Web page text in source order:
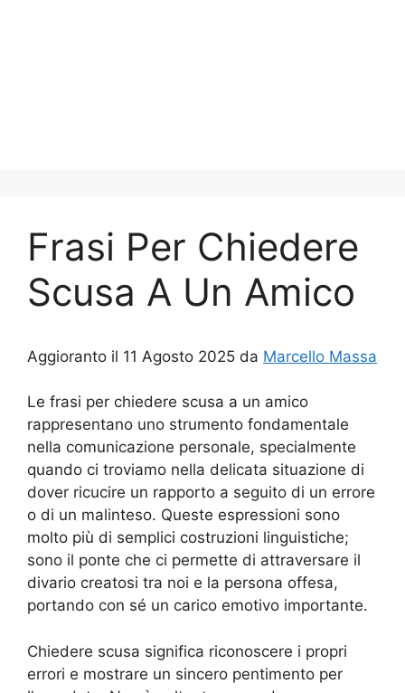
Frasi Per Chiedere
Scusa A Un Amico
Aggioranto il 11 Agosto 2025 da Marcello Massa
Le frasi per chiedere scusa a un amico
rappresentano uno strumento fondamentale
nella comunicazione personale, specialmente
quando ci troviamo nella delicata situazione di
dover ricucire un rapporto a seguito di un errore
o di un malinteso. Queste espressioni sono
molto più di semplici costruzioni linguistiche;
sono il ponte che ci permette di attraversare il
divario creatosi tra noi e la persona offesa,
portando con sé un carico emotivo importante.
Chiedere scusa significa riconoscere i propri
errori e mostrare un sincero pentimento per